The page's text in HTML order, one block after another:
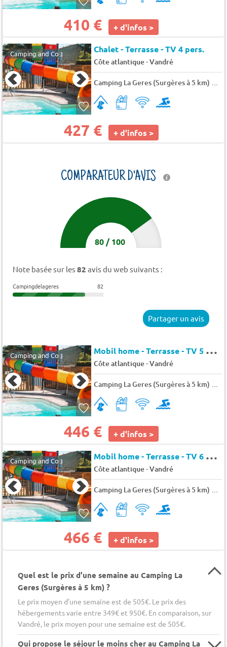
410 € + d'infos >
Camping and Co Chalet - Terrasse - TV 4 pers.
Côte atlantique-Vandré
Camping La Geres (Surgères à 5 km)
427 € + d'infos >
COMPARATEUR D'AVIS
80/100
Note basée sur les 82 avis du web suivants :
Campingdelageres 82
Partager un avis
Camping and Co M
obil home - Terrasse - TV 5 pers.
Côte atlantique-Vandré
446 € + d'infos >
Camping and Co M
obil home - Terrasse - TV 6 pers.
Côte atlantique-Vandré
Camping La Geres (Surgères à 5 km)
466 € + d'infos >
Quel est le prix d’une semaine au Camping La
Geres (Surgères à 5 km) ?
Le prix moyen d’une semaine est de 505€. Le prix des
hébergements varie entre 349€ et 950€. En comparaison, sur
Vandré, le prix moyen pour une semaine est de 505€.
Qui propose le séjour le moins cher au Camping La